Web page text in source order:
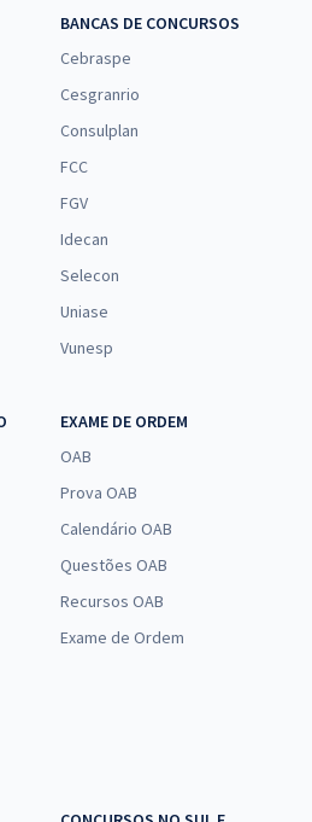
BANCAS DE CONCURSOS
Cebraspe
Cesgranrio
Consulplan
FCC
FGV
Idecan
Selecon
Uniase
Vunesp
EXAME DE ORDEM
OAB
Prova OAB
Calendário OAB
Questões OAB
Recursos OAB
Exame de Ordem